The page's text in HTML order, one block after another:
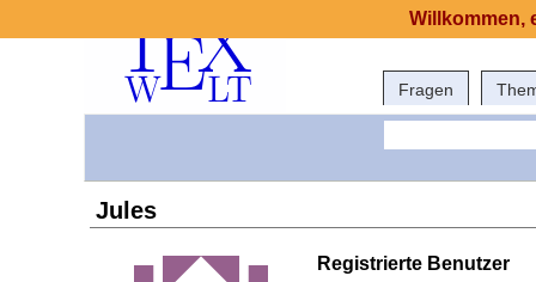
Fragen
Jules
Registrierte Benutzer
Willkommen,